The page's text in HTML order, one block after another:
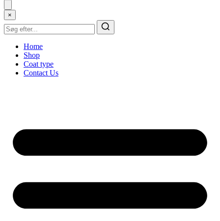
×
Home
Shop
Coat type
Contact Us